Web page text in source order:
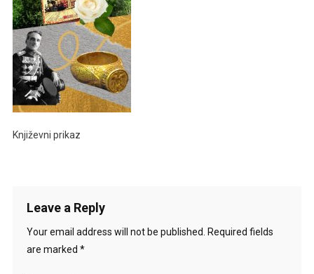
Književni prikaz
Leave a Reply
Your email address will not be published.
Required fields
are marked *